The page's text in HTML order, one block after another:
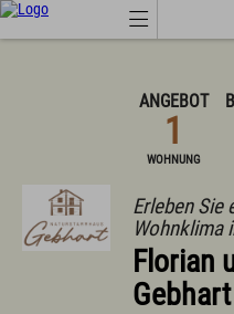
Veranstaltungen
Natürlich(er)leben
Wandern
Familiendorf
Sport und Freizeit
Gesundheit / Wellness
Branchenbuch/Marktplatz
Erleben Sie
Wohnklima
Florian
Gebhart
ANGEBOT
1
WOHNUNG